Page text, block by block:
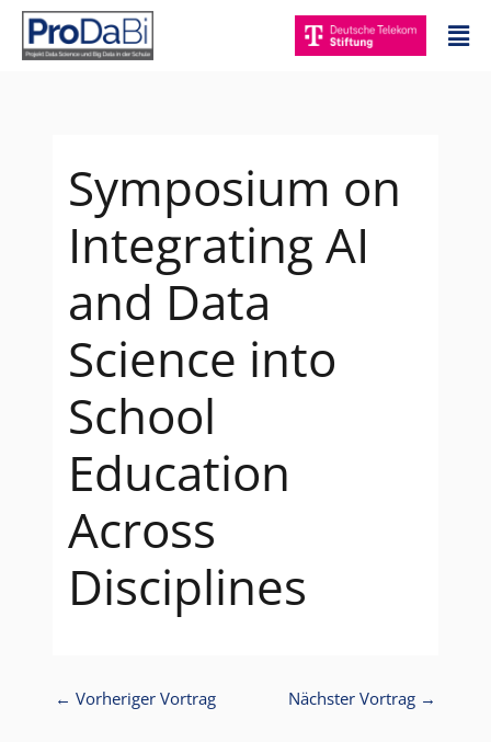
Zum
Inhalt
springen
Symposium on
Integrating AI
and Data
Science into
School
Education
Across
Disciplines
← Vorheriger Vortrag Nächster Vortrag →